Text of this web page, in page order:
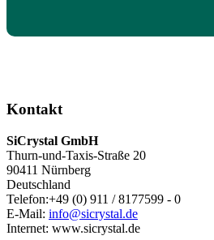
Kontakt
SiCrystal GmbH
Thurn-und-Taxis-Straße 20
90411 Nürnberg
Deutschland
Telefon:+49 (0) 911 / 8177599 - 0
E-Mail: info@sicrystal.de
Internet: www.sicrystal.de